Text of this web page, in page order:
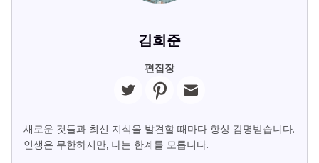
김희준
편집장
새로운 것들과 최신 지식을 발견할 때마다 항상 감명받습니다.
인생은 무한하지만, 나는 한계를 모릅니다.